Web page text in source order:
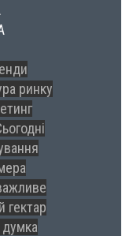
ринку
гектар